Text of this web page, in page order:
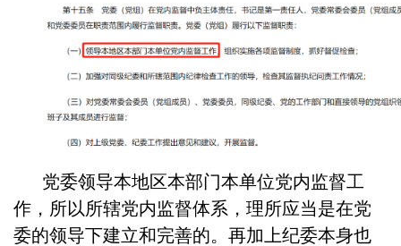
党委领导本地区本部门本单位党内监督工
作，所以所辖党内监督体系，理所应当是在党
委的领导下建立和完善的。再加上纪委本身也